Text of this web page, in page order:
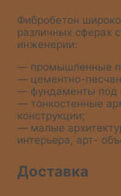
Фибробетон
различных сферах
инженерии:
— промышленные
— цементно-
— фундаменты под
— тонкостенные
конструкции;
— малые
интерьера, арт-
Доставка